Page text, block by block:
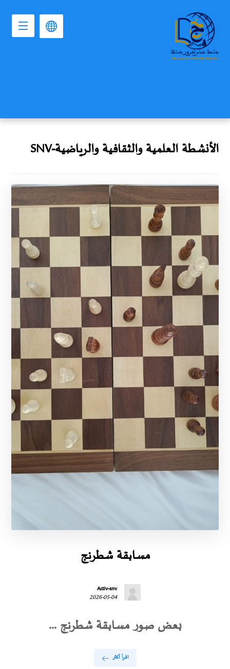
الأنشطة العلمية والثقافية والرياضية-SNV
مسابقة شطرنج
Activ-snv
2026-05-04
بعض صور مسابقة شطرنج ...
اقرأ أكثر